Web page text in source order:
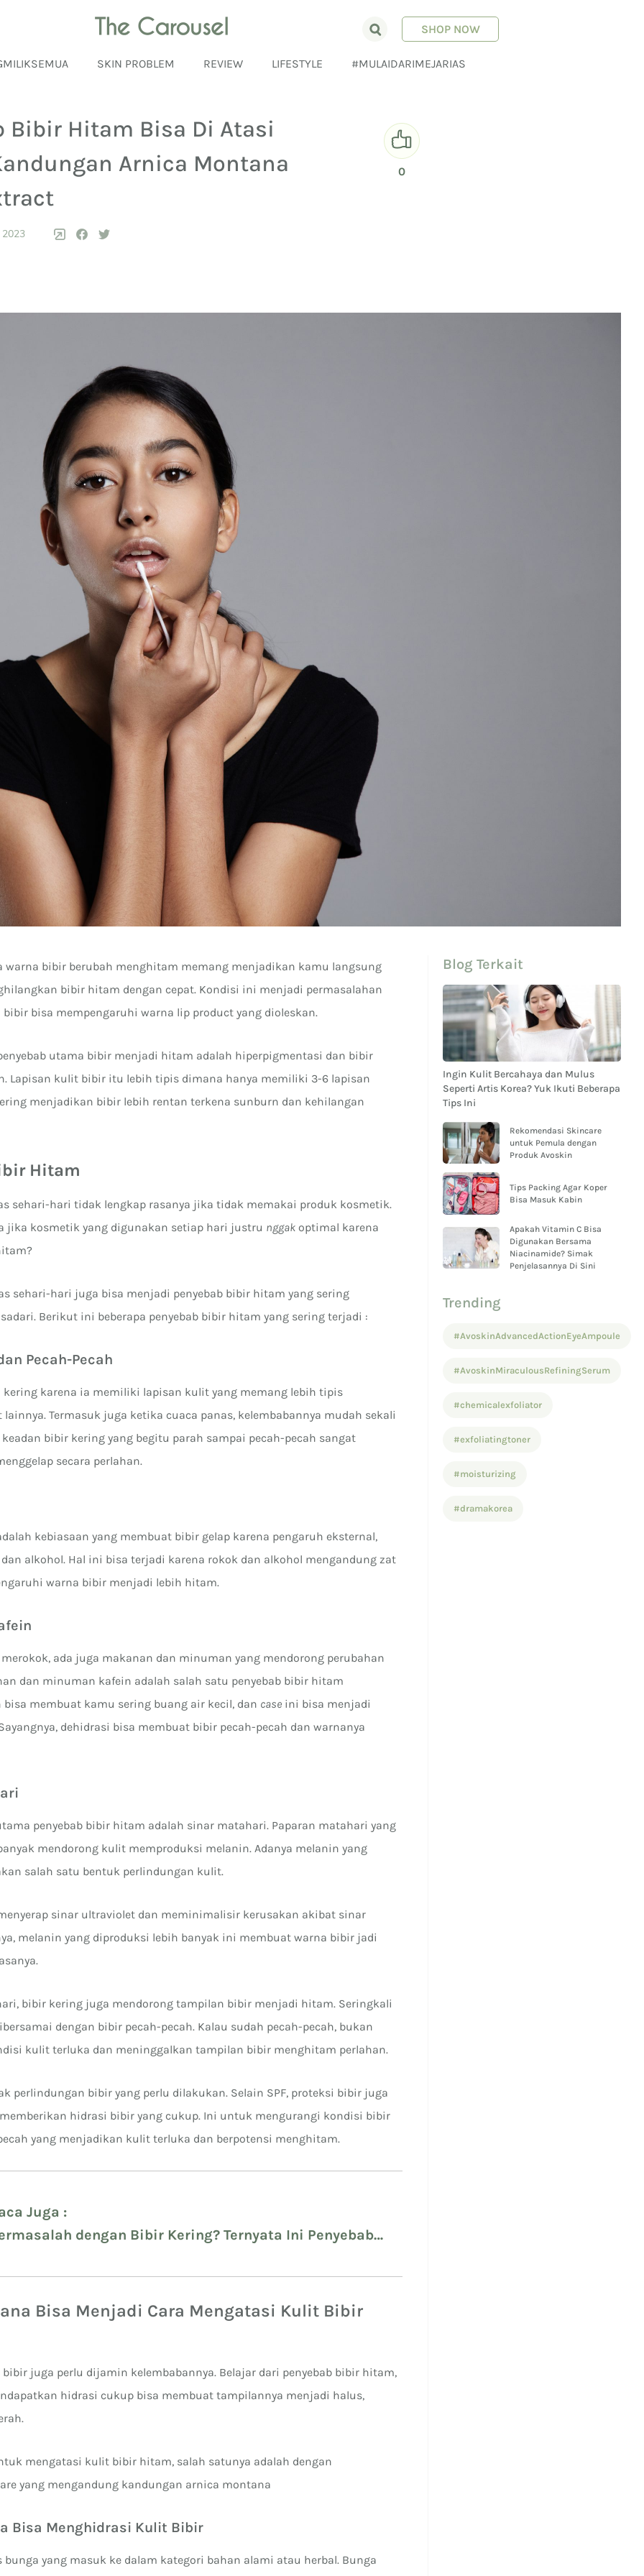
SKIN PROBLEM REVIEW LIFESTYLE #MULAIDARIMEJARIAS
SHOP NOW
Bibir Hitam Bisa Di Atasi
Arnica Montana
0
warna bibir berubah menghitam memang menjadikan kamu langsung
bibir hitam dengan cepat. Kondisi ini menjadi permasalahan
bisa mempengaruhi warna lip product yang dioleskan.
utama bibir menjadi hitam adalah hiperpigmentasi dan bibir
Lapisan kulit bibir itu lebih tipis dimana hanya memiliki 3-6 lapisan
menjadikan bibir lebih rentan terkena sunburn dan kehilangan
Hitam
sehari-hari tidak lengkap rasanya jika tidak memakai produk kosmetik.
jika kosmetik yang digunakan setiap hari justru nggak optimal karena
sehari-hari juga bisa menjadi penyebab bibir hitam yang sering
Berikut ini beberapa penyebab bibir hitam yang sering terjadi :
Pecah-Pecah
kering karena ia memiliki lapisan kulit yang memang lebih tipis
Termasuk juga ketika cuaca panas, kelembabannya mudah sekali
keadan bibir kering yang begitu parah sampai pecah-pecah sangat
secara perlahan.
kebiasaan yang membuat bibir gelap karena pengaruh eksternal,
alkohol. Hal ini bisa terjadi karena rokok dan alkohol mengandung zat
warna bibir menjadi lebih hitam.
ada juga makanan dan minuman yang mendorong perubahan
dan minuman kafein adalah salah satu penyebab bibir hitam
bisa membuat kamu sering buang air kecil, dan case ini bisa menjadi
dehidrasi bisa membuat bibir pecah-pecah dan warnanya
penyebab bibir hitam adalah sinar matahari. Paparan matahari yang
mendorong kulit memproduksi melanin. Adanya melanin yang
salah satu bentuk perlindungan kulit.
sinar ultraviolet dan meminimalisir kerusakan akibat sinar
melanin yang diproduksi lebih banyak ini membuat warna bibir jadi
bibir kering juga mendorong tampilan bibir menjadi hitam. Seringkali
dengan bibir pecah-pecah. Kalau sudah pecah-pecah, bukan
kulit terluka dan meninggalkan tampilan bibir menghitam perlahan.
perlindungan bibir yang perlu dilakukan. Selain SPF, proteksi bibir juga
hidrasi bibir yang cukup. Ini untuk mengurangi kondisi bibir
yang menjadikan kulit terluka dan berpotensi menghitam.
Juga :
dengan Bibir Kering? Ternyata Ini Penyebab
Bisa Menjadi Cara Mengatasi Kulit Bibir
juga perlu dijamin kelembabannya. Belajar dari penyebab bibir hitam,
hidrasi cukup bisa membuat tampilannya menjadi halus,
mengatasi kulit bibir hitam, salah satunya adalah dengan
yang mengandung kandungan arnica montana
Bisa Menghidrasi Kulit Bibir
bunga yang masuk ke dalam kategori bahan alami atau herbal. Bunga
Blog Terkait
Ingin Kulit Bercahaya dan Mulus
Seperti Artis Korea? Yuk Ikuti Beberapa
Tips Ini
Rekomendasi Skincare
untuk Pemula dengan
Produk Avoskin
Tips Packing Agar Koper
Bisa Masuk Kabin
Apakah Vitamin C Bisa
Digunakan Bersama
Niacinamide? Simak
Penjelasannya Di Sini
Trending
#AvoskinAdvancedActionEyeAmpoule
#AvoskinMiraculousRefiningSerum
#chemicalexfoliator
#exfoliatingtoner
#moisturizing
#dramakorea